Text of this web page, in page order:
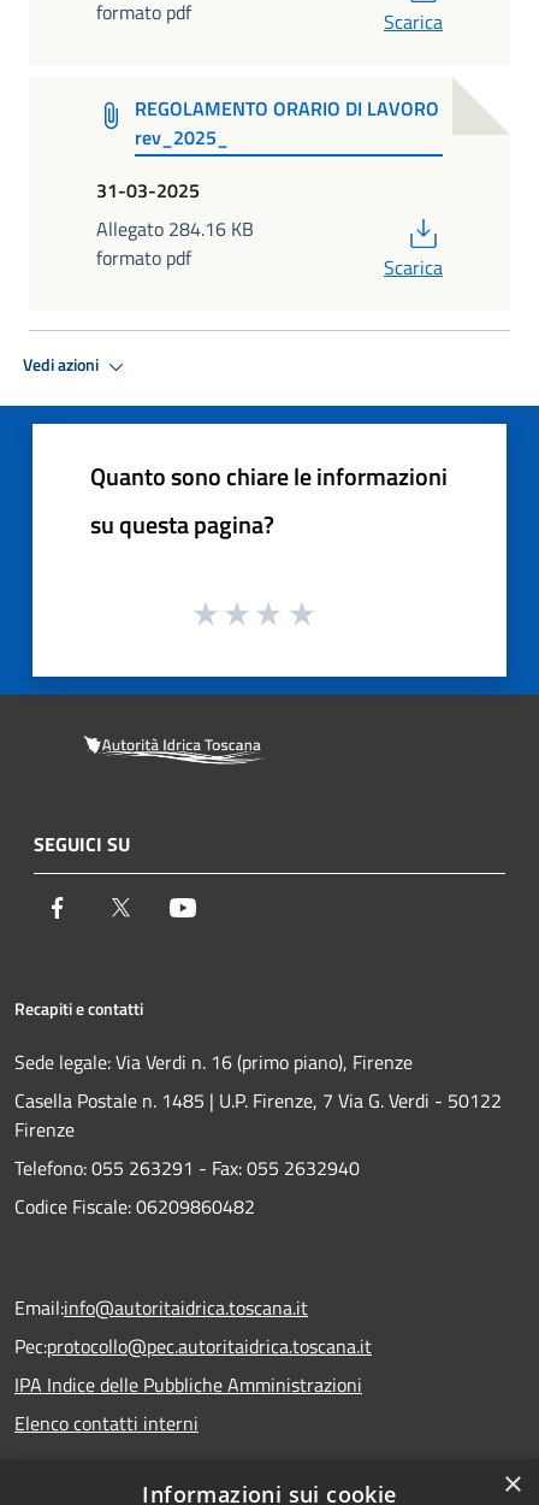
formato pdf
Scarica
REGOLAMENTO ORARIO DI LAVORO
rev_2025_
31-03-2025
Allegato 284.16 KB
formato pdf
Scarica
Vedi azioni
Quanto sono chiare le informazioni
su questa pagina?
SEGUICI SU
Facebook Twitter
Recapiti e contatti
Sede legale: Via Verdi n. 16 (primo piano), Firenze
Casella Postale n. 1485 | U.P. Firenze, 7 Via G. Verdi - 50122
Firenze
Telefono:055 263291 - Fax:055 2632940
Codice Fiscale: 06209860482
Email:info@autoritaidrica.toscana.it
Pec:protocollo@pec.autoritaidrica.toscana.it
IPA Indice delle Pubbliche Amministrazioni
Elenco contatti interni
×
Informazioni sui cookie